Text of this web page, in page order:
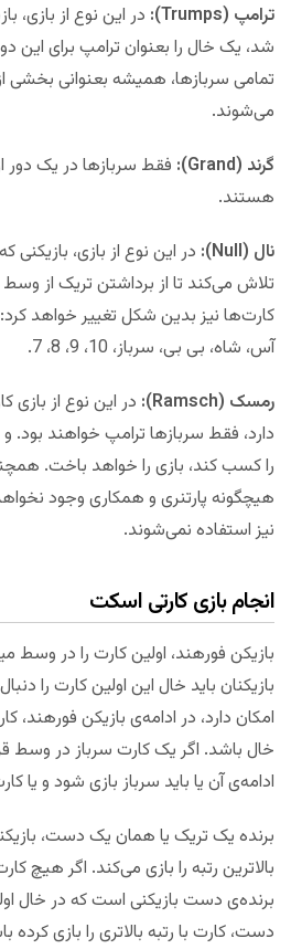
ترامپ‌ (Trumps
): در این نوع از بازی،
شد، یک خال را بعنوان ترامپ برای این
تمامی سربازها، همیشه بعنوانی بخشی
می‌شوند.
گرند (Grand
): فقط سربازها در یک دور
هستند.
نال (Null
): در این نوع از بازی، بازیکنی
تلاش می‌کند تا از برداشتن تریک از
کارت‌ها نیز بدین شکل تغییر خواهد کرد:
آس، شاه، بی بی، سرباز، 10، 9، 8، 7.
رمسک (Ramsch
): در این نوع از
دارد، فقط سربازها ترامپ خواهند بود. و
را کسب کند، بازی را خواهد باخت.
هیچگونه پارتنری و همکاری وجود
نیز استفاده نمی‌شوند.
انجام بازی کارتی اسکت
بازیکن فورهند، اولین کارت را در وسط
بازیکنان باید خال این اولین کارت را
امکان دارد، در ادامه‌ی بازیکن فورهند،
خال باشد. اگر یک کارت سرباز در وسط
ادامه‌ی آن یا باید سرباز بازی شود و یا
برنده یک تریک یا همان یک دست،
بالاترین رتبه را بازی می‌کند. اگر هیچ
برنده‌ی دست بازیکنی است که در خال
دست، کارت با رتبه بالاتری را بازی